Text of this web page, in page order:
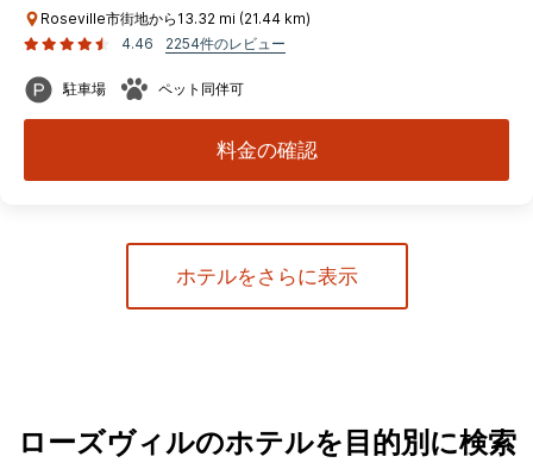
Roseville市街地から13.32 mi (21.44 km)
4.46
2254件のレビュー
駐車場 ペット同伴可
料金の確認
ホテルをさらに表示
ローズヴィルのホテルを目的別に検索